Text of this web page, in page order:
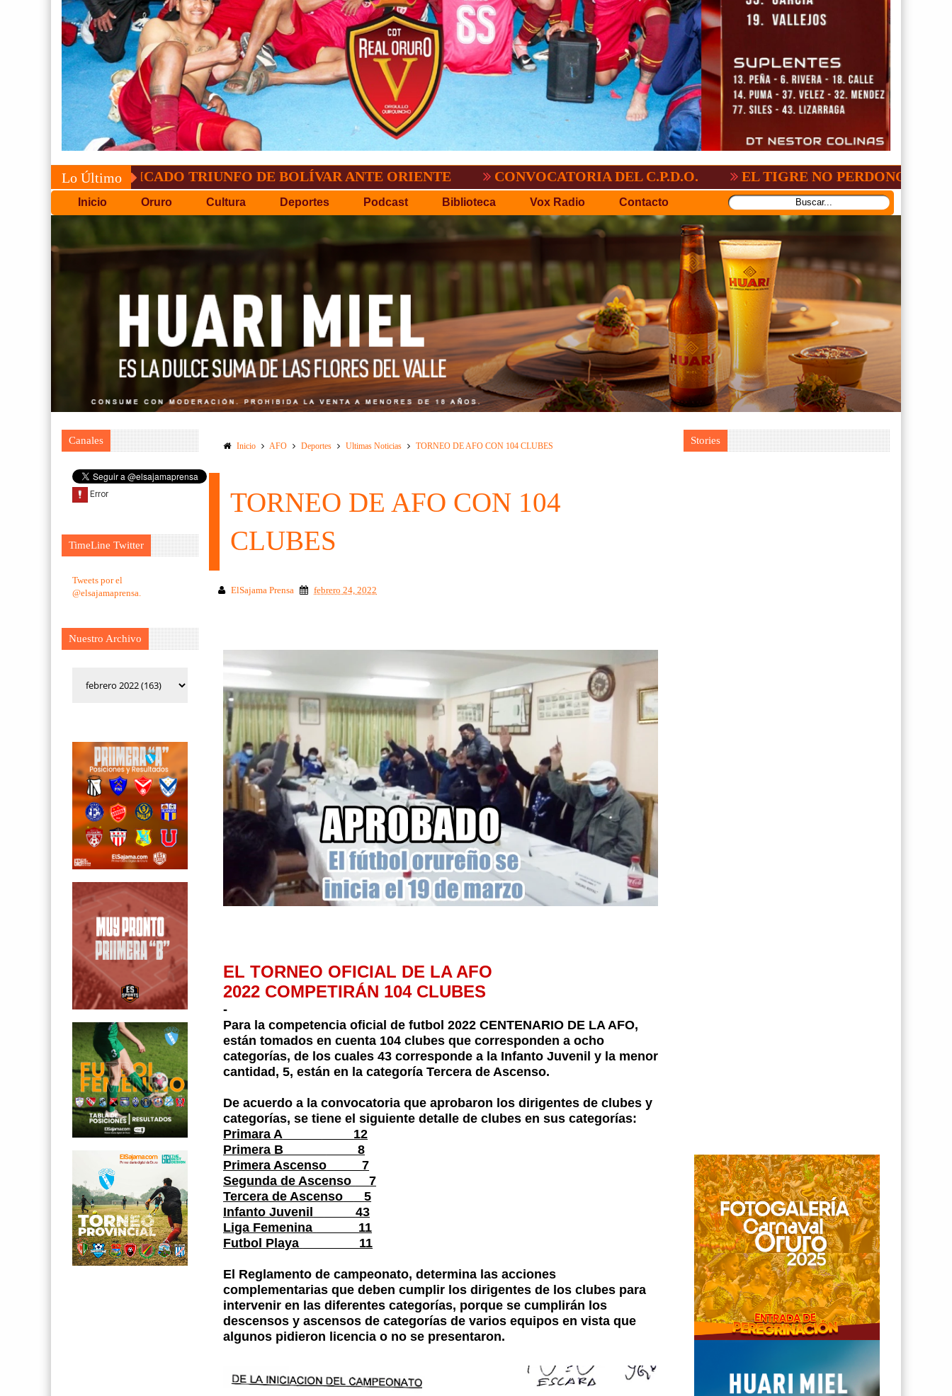
Lo Último CONVOCATORIA DEL C.P.D.O. EL TIGRE NO PERDONO A NACIONAL:2-3 GV-SAN JOSÉ, NO PUDO CON
Inicio Oruro Cultura Deportes Podcast Biblioteca Vox Radio Contacto
Canales
TimeLine Twitter
Tweets por el
@elsajamaprensa.
Nuestro Archivo
Inicio AFO Deportes Ultimas Noticias TORNEO DE AFO CON 104 CLUBES
TORNEO DE AFO CON 104
CLUBES
ElSajama Prensa febrero 24, 2022
EL TORNEO OFICIAL DE LA AFO
2022 COMPETIRÁN 104 CLUBES
-
Para la competencia oficial de futbol 2022 CENTENARIO DE LA AFO,
están tomados en cuenta 104 clubes que corresponden a ocho
categorías, de los cuales 43 corresponde a la Infanto Juvenil y la menor
cantidad, 5, están en la categoría Tercera de Ascenso.
De acuerdo a la convocatoria que aprobaron los dirigentes de clubes y
categorías, se tiene el siguiente detalle de clubes en sus categorías:
Primara A
12
Primera B
8
Primera Ascenso
7
Segunda de Ascenso
7
Tercera de Ascenso
5
Infanto Juvenil
43
Liga Femenina
11
Futbol Playa
11
El Reglamento de campeonato, determina las acciones
complementarias que deben cumplir los dirigentes de los clubes para
intervenir en las diferentes categorías, porque se cumplirán los
descensos y ascensos de categorías de varios equipos en vista que
algunos pidieron licencia o no se presentaron.
Stories